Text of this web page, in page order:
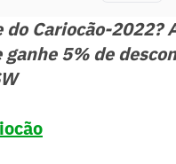
Cariocão-2022?
5% de